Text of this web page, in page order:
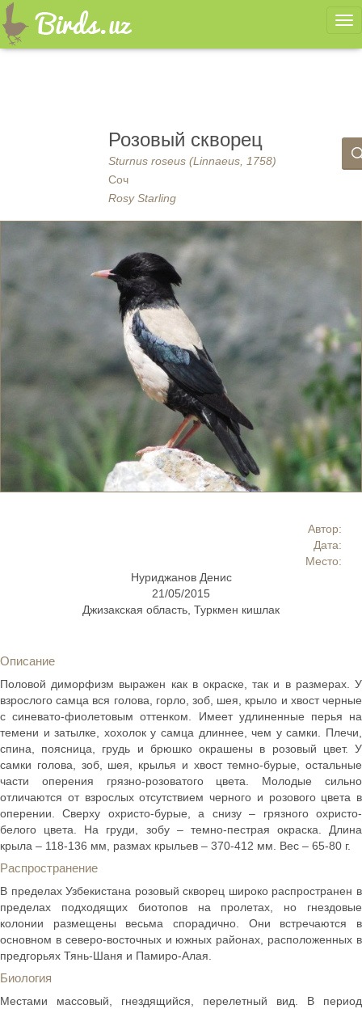
Розовый скворец
Sturnus roseus (Linnaeus, 1758)
Соч
Rosy Starling
Автор:
Дата:
Место:
Нуриджанов Денис
21/05/2015
Джизакская область, Туркмен кишлак
Описание
Половой диморфизм выражен как в окраске, так и в размерах. У
взрослого самца вся голова, горло, зоб, шея, крыло и хвост черные
с синевато-фиолетовым оттенком. Имеет удлиненные перья на
темени и затылке, хохолок у самца длиннее, чем у самки. Плечи,
спина, поясница, грудь и брюшко окрашены в розовый цвет. У
самки голова, зоб, шея, крылья и хвост темно-бурые, остальные
части оперения грязно-розоватого цвета. Молодые сильно
отличаются от взрослых отсутствием черного и розового цвета в
оперении. Сверху охристо-бурые, а снизу – грязного охристо-
белого цвета. На груди, зобу – темно-пестрая окраска. Длина
крыла – 118-136 мм, размах крыльев – 370-412 мм. Вес – 65-80 г.
Распространение
В пределах Узбекистана розовый скворец широко распространен в
пределах подходящих биотопов на пролетах, но гнездовые
колонии размещены весьма спорадично. Они встречаются в
основном в северо-восточных и южных районах, расположенных в
предгорьях Тянь-Шаня и Памиро-Алая.
Биология
Местами массовый, гнездящийся, перелетный вид. В период